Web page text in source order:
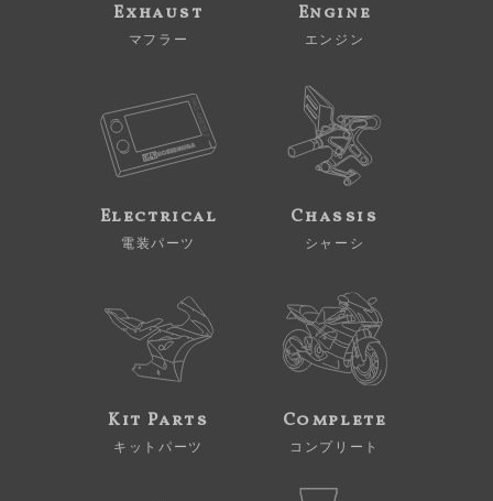
Exhaust
マフラー
Engine
エンジン
Electrical
電装パーツ
Chassis
シャーシ
Kit Parts
キットパーツ
Complete
コンプリート